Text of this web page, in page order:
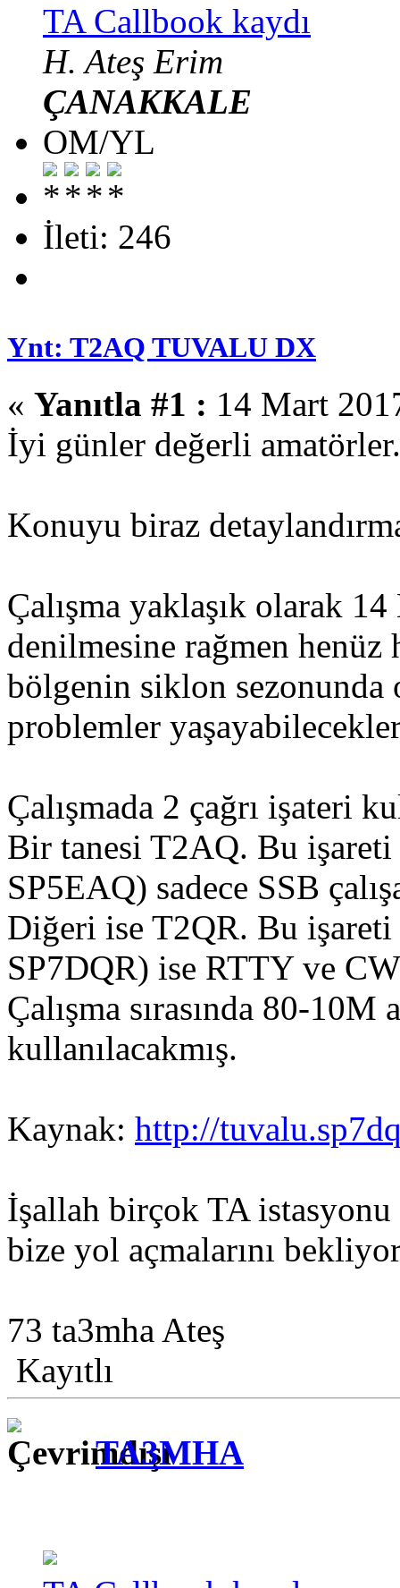
TA Callbook kaydı
H. Ateş Erim
ÇANAKKALE
OM/YL
İleti: 246
Ynt: T2AQ TUVALU DX
« Yanıtla #1 : 14 Mart
İyi günler değerli amatörler.
Konuyu biraz
Çalışma yaklaşık olarak
denilmesine rağmen henüz
bölgenin siklon
problemler
Çalışmada 2 çağrı işateri
Bir tanesi T2AQ. Bu
SP5EAQ) sadece SSB
Diğeri ise T2QR. Bu
SP7DQR) ise RTTY ve CW
Çalışma sırasında 80-10M
kullanılacakmış.
Kaynak: http://
İşallah birçok TA istasyonu
bize yol açmalarını
73 ta3mha Ateş
Kayıtlı
TA3MHA